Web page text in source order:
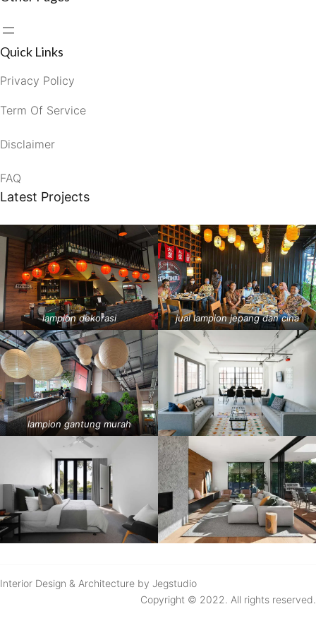
Quick Links
Privacy Policy
Term Of Service
Disclaimer
FAQ
Latest Projects
lampion dekorasi jual lampion jepang dan cina
lampion gantung murah
Interior Design & Architecture by Jegstudio
Copyright © 2022. All rights reserved.